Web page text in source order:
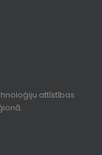
attīstības